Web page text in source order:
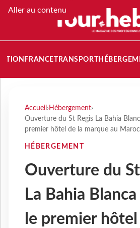
Aller au contenu
FRANCETRANSPORT
Accueil › Hébergement›
Ouverture du St Regis La Bahia
premier hôtel de la marque au Maroc
HÉBERGEMENT
Ouverture du
La Bahia
le premier